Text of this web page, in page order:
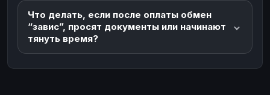
Что делать, если после оплаты обмен
“завис”, просят документы или начинают
тянуть время?